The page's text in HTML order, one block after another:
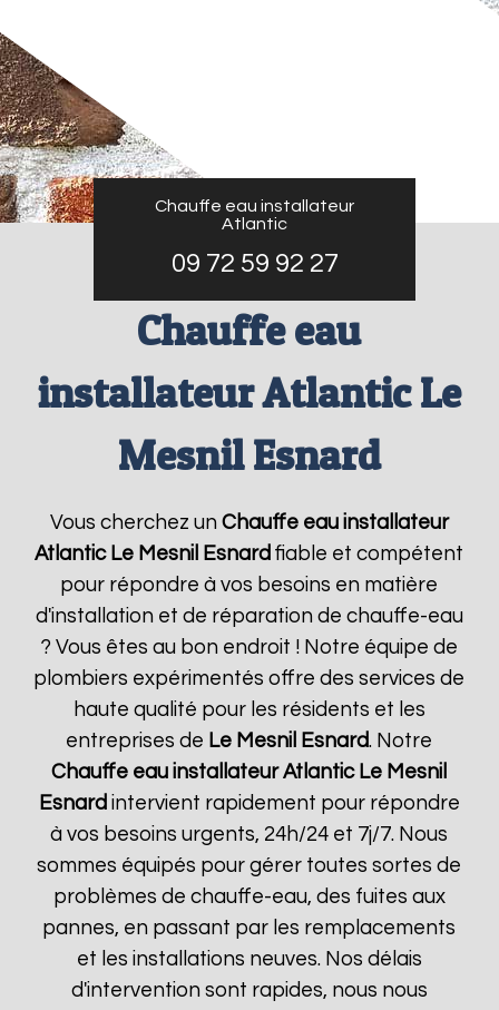
Chauffe eau installateur
Atlantic
09 72 59 92 27
Chauffe eau
installateur Atlantic Le
Mesnil Esnard
Vous cherchez un Chauffe eau installateur
Atlantic Le Mesnil Esnard fiable et compétent
pour répondre à vos besoins en matière
d'installation et de réparation de chauffe-eau
? Vous êtes au bon endroit ! Notre équipe de
plombiers expérimentés offre des services de
haute qualité pour les résidents et les
entreprises de Le Mesnil Esnard. Notre
Chauffe eau installateur Atlantic Le Mesnil
Esnard intervient rapidement pour répondre
à vos besoins urgents, 24h/24 et 7j/7. Nous
sommes équipés pour gérer toutes sortes de
problèmes de chauffe-eau, des fuites aux
pannes, en passant par les remplacements
et les installations neuves. Nos délais
d'intervention sont rapides, nous nous